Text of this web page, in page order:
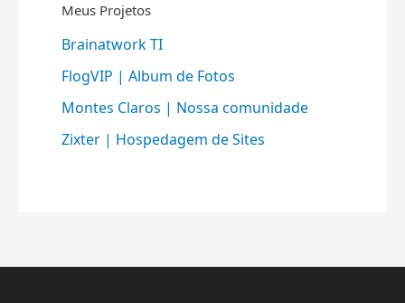
Meus Projetos
Brainatwork TI
FlogVIP | Album de Fotos
Montes Claros | Nossa comunidade
Zixter | Hospedagem de Sites